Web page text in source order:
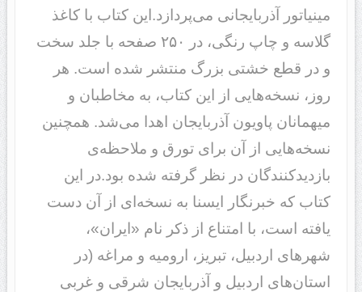
مینیاتور آذربایجانی می‌پردازد.این کتاب با کاغذ
گلاسه و چاپ رنگی، در ۲۵۰ صفحه با جلد سخت
و در قطع خشتی بزرگ منتشر شده است. هر
روز، نسخه‌هایی از این کتاب، به مخاطبان و
میهمانان پاویون آذربایجان اهدا می‌شد. همچنین
نسخه‌هایی از آن برای تورق و ملاحظه‌ی
بازدیدکنندگان در نظر گرفته شده بود.در این
کتاب که خبرنگار ایسنا به نسخه‌ای از آن دست
یافته است، با امتناع از ذکر نام «ایران»،
شهرهای اردبیل، تبریز، ارومیه و مراغه (در
استان‌های اردبیل و آذربایجان شرقی و غربی